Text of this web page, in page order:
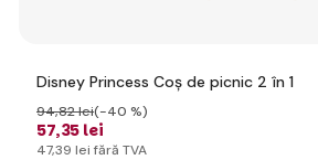
Disney Princess Coș de picnic 2 în 1
57,35 lei
94,82 lei(-40 %)
47,39 lei fără TVA